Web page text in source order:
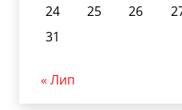
24
25 26
31
« Лип